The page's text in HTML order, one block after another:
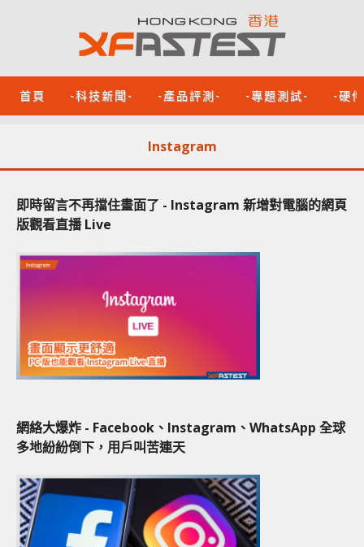
首頁 -科技新聞- -產品評測- -專題測試- -硬
Instagram
即時留言不再擋住畫面了 - Instagram 新增對電腦的網頁
版觀看直播 Live
網絡大爆炸 - Facebook、Instagram、WhatsApp 全球
多地紛紛倒下，用戶叫苦連天